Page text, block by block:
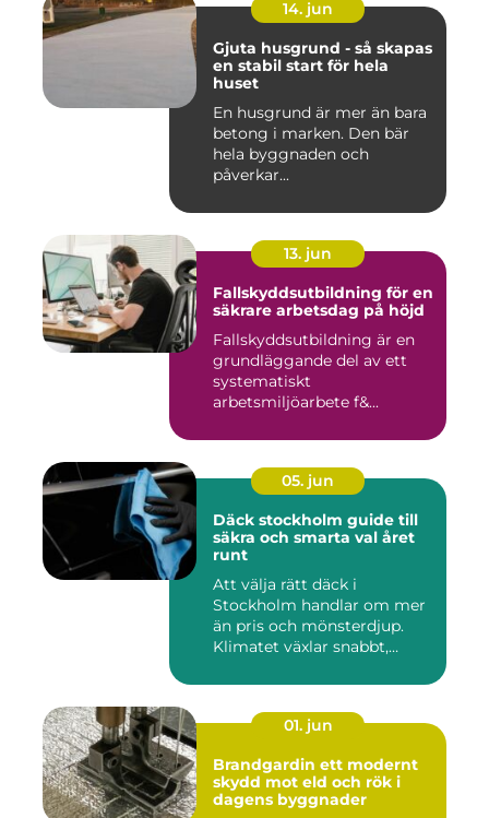
14. jun
Gjuta husgrund - så skapas
en stabil start för hela
huset
En husgrund är mer än bara
betong i marken. Den bär
hela byggnaden och
påverkar...
13. jun
Fallskyddsutbildning för en
säkrare arbetsdag på höjd
Fallskyddsutbildning är en
grundläggande del av ett
systematiskt
arbetsmiljöarbete f&...
05. jun
Däck stockholm guide till
säkra och smarta val året
runt
Att välja rätt däck i
Stockholm handlar om mer
än pris och mönsterdjup.
Klimatet växlar snabbt,
01. jun
Brandgardin ett modernt
skydd mot eld och rök i
dagens byggnader